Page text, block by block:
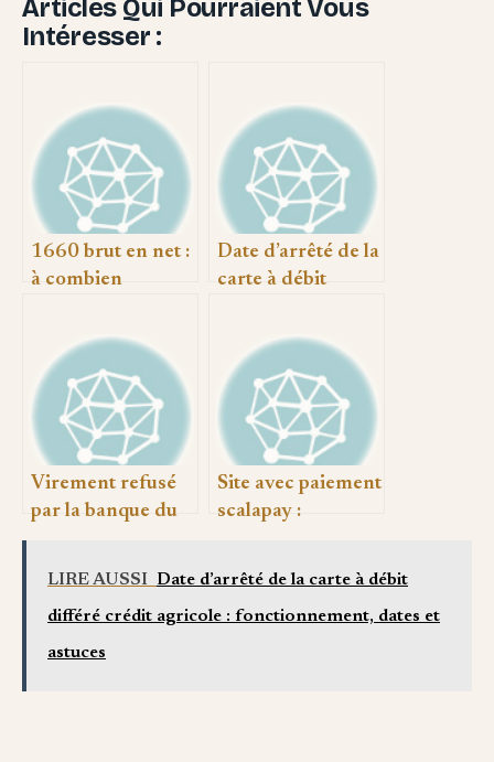
Articles Qui Pourraient Vous
Intéresser :
1660 brut en net :
à combien
salaire réellement
Date d’arrêté de la
carte à débit
agricole :
fonctionnement,
dates et astuces
Virement refusé
par la banque du
Site avec paiement
scalapay :
LIRE AUSSI Date d’arrêté de la carte à débit
différé crédit agricole : fonctionnement, dates et
astuces